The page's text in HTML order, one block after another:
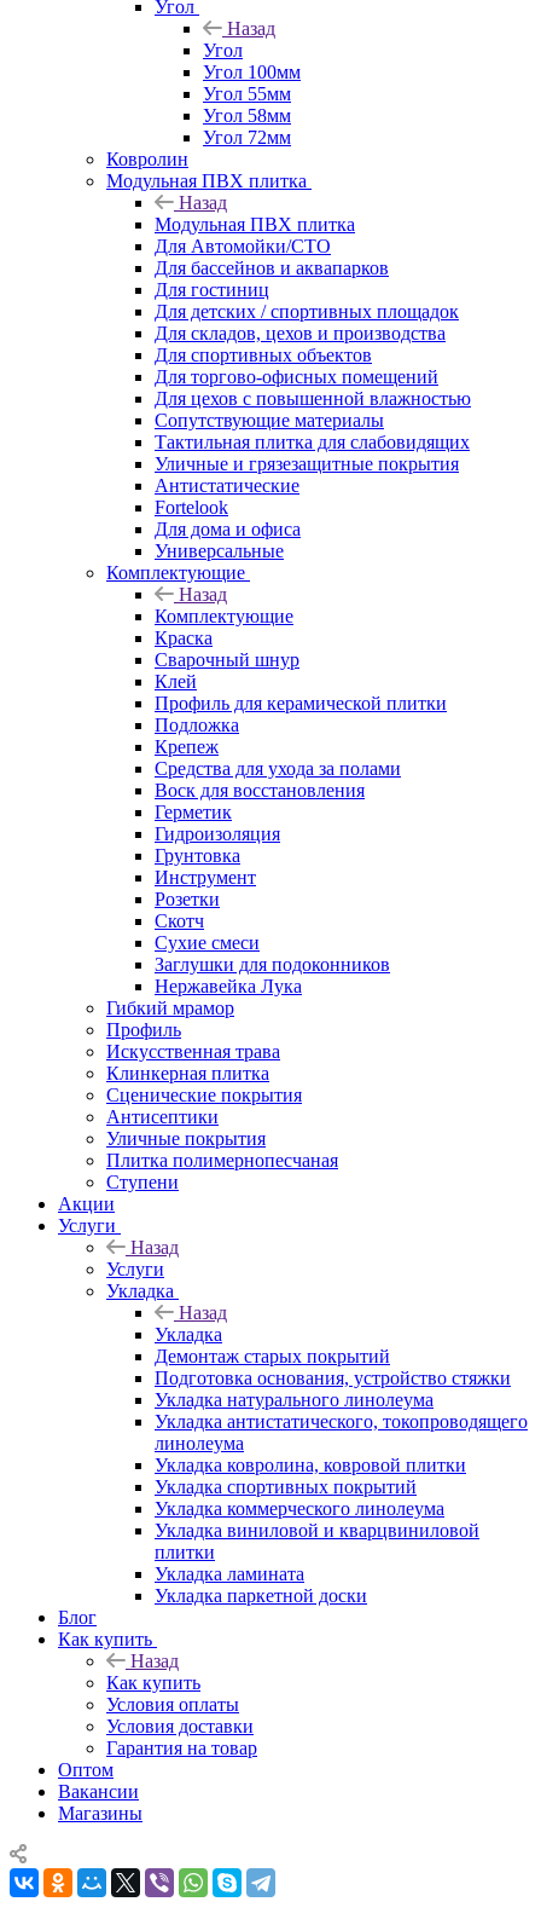
Угол
Назад
Угол
Угол 100мм
Угол 55мм
Угол 58мм
Угол 72мм
Ковролин
Модульная ПВХ плитка
Назад
Модульная ПВХ плитка
Для Автомойки/СТО
Для бассейнов и аквапарков
Для гостиниц
Для детских / спортивных площадок
Для складов, цехов и производства
Для спортивных объектов
Для торгово-офисных помещений
Для цехов с повышенной влажностью
Сопутствующие материалы
Тактильная плитка для слабовидящих
Уличные и грязезащитные покрытия
Антистатические
Fortelook
Для дома и офиса
Универсальные
Комплектующие
Назад
Комплектующие
Краска
Сварочный шнур
Клей
Профиль для керамической плитки
Подложка
Крепеж
Средства для ухода за полами
Воск для восстановления
Герметик
Гидроизоляция
Грунтовка
Инструмент
Розетки
Скотч
Сухие смеси
Заглушки для подоконников
Нержавейка Лука
Гибкий мрамор
Профиль
Искусственная трава
Клинкерная плитка
Сценические покрытия
Антисептики
Уличные покрытия
Плитка полимернопесчаная
Ступени
Акции
Услуги
Назад
Услуги
Укладка
Назад
Укладка
Демонтаж старых покрытий
Подготовка основания, устройство стяжки
Укладка натурального линолеума
Укладка антистатического, токопроводящего
линолеума
Укладка ковролина, ковровой плитки
Укладка спортивных покрытий
Укладка коммерческого линолеума
Укладка виниловой и кварцвиниловой
плитки
Укладка ламината
Укладка паркетной доски
Блог
Как купить
Назад
Как купить
Условия оплаты
Условия доставки
Гарантия на товар
Оптом
Вакансии
Магазины